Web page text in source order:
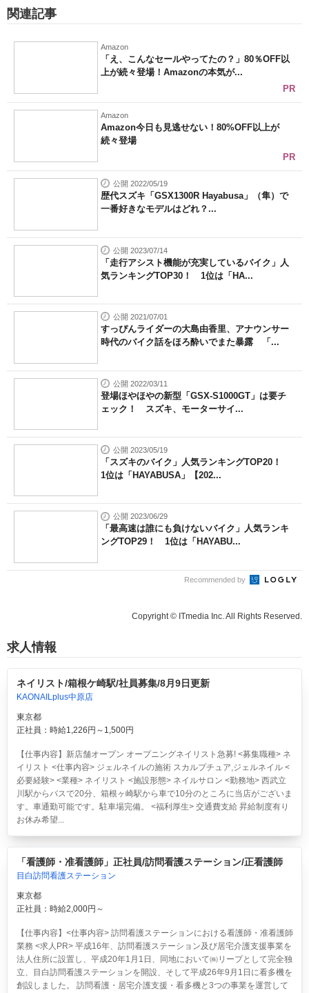
関連記事
Amazon
「え、こんなセールやってたの？」80％OFF以
上が続々登場！Amazonの本気が...
PR
Amazon
Amazon今日も見逃せない！80%OFF以上が
続々登場
PR
公開 2022/05/19
歴代スズキ「GSX1300R Hayabusa」（隼）で
一番好きなモデルはどれ？...
公開 2023/07/14
「走行アシスト機能が充実しているバイク」人
気ランキングTOP30！ 1位は「HA...
公開 2021/07/01
すっぴんライダーの大島由香里、アナウンサー
時代のバイク話をほろ酔いでまた暴露 「...
公開 2022/03/11
登場ほやほやの新型「GSX-S1000GT」は要チ
ェック！ スズキ、モーターサイ...
公開 2023/05/19
「スズキのバイク」人気ランキングTOP20！
1位は「HAYABUSA」【202...
公開 2023/06/29
「最高速は誰にも負けないバイク」人気ランキ
ングTOP29！ 1位は「HAYABU...
Recommended by
Copyright © ITmedia Inc. All Rights Reserved.
求人情報
ネイリスト/箱根ケ崎駅/社員募集/8月9日更新
KAONAILplus中原店
東京都
正社員：時給1,226円～1,500円
【仕事内容】新店舗オープン オープニングネイリスト急募! <募集職種> ネ
イリスト <仕事内容> ジェルネイルの施術 スカルプチュア,ジェルネイル <
必要経験> <業種> ネイリスト <施設形態> ネイルサロン <勤務地> 西武立
川駅からバスで20分、箱根ヶ崎駅から車で10分のところに当店がございま
す。車通勤可能です。駐車場完備。 <福利厚生> 交通費支給 昇給制度有り
お休み希望...
「看護師・准看護師」正社員/訪問看護ステーション/正看護師
目白訪問看護ステーション
東京都
正社員：時給2,000円～
【仕事内容】<仕事内容> 訪問看護ステーションにおける看護師・准看護師
業務 <求人PR> 平成16年、訪問看護ステーション及び居宅介護支援事業を
法人住所に設置し、平成20年1月1日、同地において㈱リープとして完全独
立、目白訪問看護ステーションを開設、そして平成26年9月1日に看多機を
創設しました。 訪問看護・居宅介護支援・看多機と3つの事業を運営して